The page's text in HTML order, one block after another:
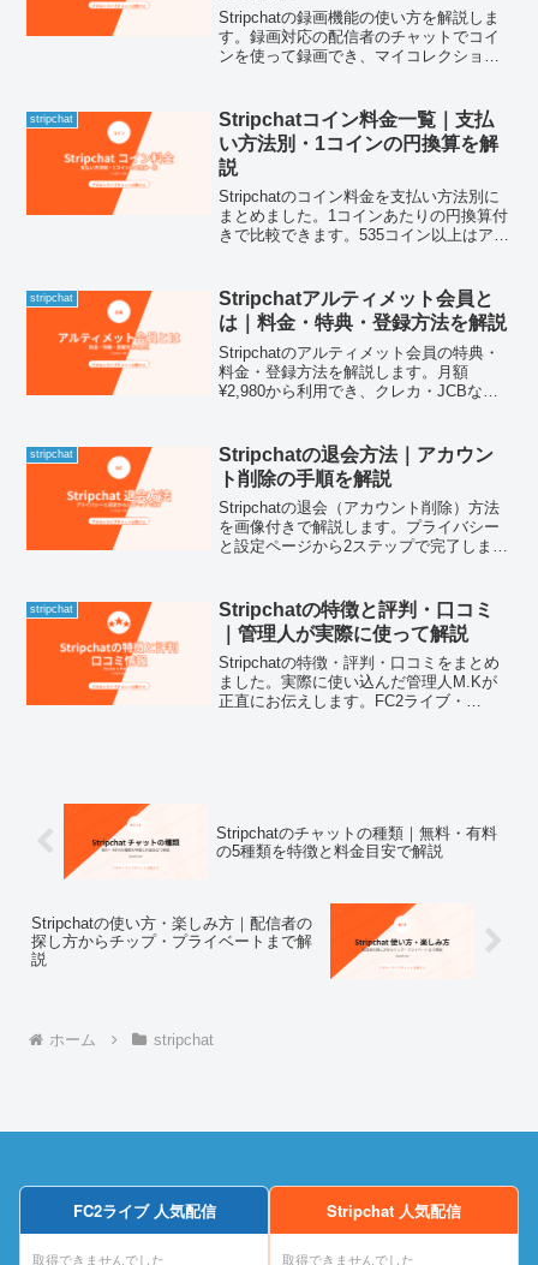
Stripchatの録画機能の使い方を解説しま
す。録画対応の配信者のチャットでコイ
ンを使って録画でき、マイコレクション
stripchat
Stripchatコイン料金一覧｜支払
い方法別・1コインの円換算を解
説
Stripchatのコイン料金を支払い方法別に
まとめました。1コインあたりの円換算付
きで比較できます。535コイン以上はアル
stripchat
Stripchatアルティメット会員と
は｜料金・特典・登録方法を解説
Stripchatのアルティメット会員の特典・
料金・登録方法を解説します。月額
¥2,980から利用でき、クレカ・JCBなら7
stripchat
Stripchatの退会方法｜アカウン
ト削除の手順を解説
Stripchatの退会（アカウント削除）方法
を画像付きで解説します。プライバシー
と設定ページから2ステップで完了しま
stripchat
Stripchatの特徴と評判・口コミ
｜管理人が実際に使って解説
Stripchatの特徴・評判・口コミをまとめ
ました。実際に使い込んだ管理人M.Kが
正直にお伝えします。FC2ライブ・
Stripchatのチャットの種類｜無料・有料
の5種類を特徴と料金目安で解説
Stripchatの使い方・楽しみ方｜配信者の
探し方からチップ・プライベートまで解
説
ホーム stripchat
FC2ライブ 人気配信
取得できませんでした
Stripchat 人気配信
取得できませんでした